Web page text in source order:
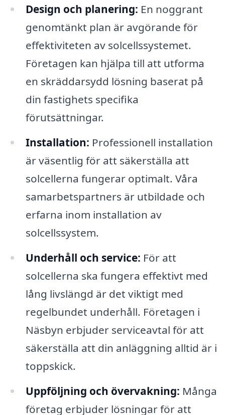
Design och planering: En noggrant
genomtänkt plan är avgörande för
effektiviteten av solcellssystemet.
Företagen kan hjälpa till att utforma
en skräddarsydd lösning baserat på
din fastighets specifika
förutsättningar.
Installation: Professionell installation
är väsentlig för att säkerställa att
solcellerna fungerar optimalt. Våra
samarbetspartners är utbildade och
erfarna inom installation av
solcellssystem.
Underhåll och service: För att
solcellerna ska fungera effektivt med
lång livslängd är det viktigt med
regelbundet underhåll. Företagen i
Näsbyn erbjuder serviceavtal för att
säkerställa att din anläggning alltid är i
toppskick.
Uppföljning och övervakning: Många
företag erbjuder lösningar för att